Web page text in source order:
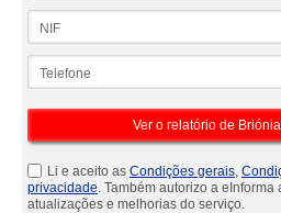
Li e aceito as Condições gerais,
privacidade. Também autorizo a
atualizações e melhorias do serviço.